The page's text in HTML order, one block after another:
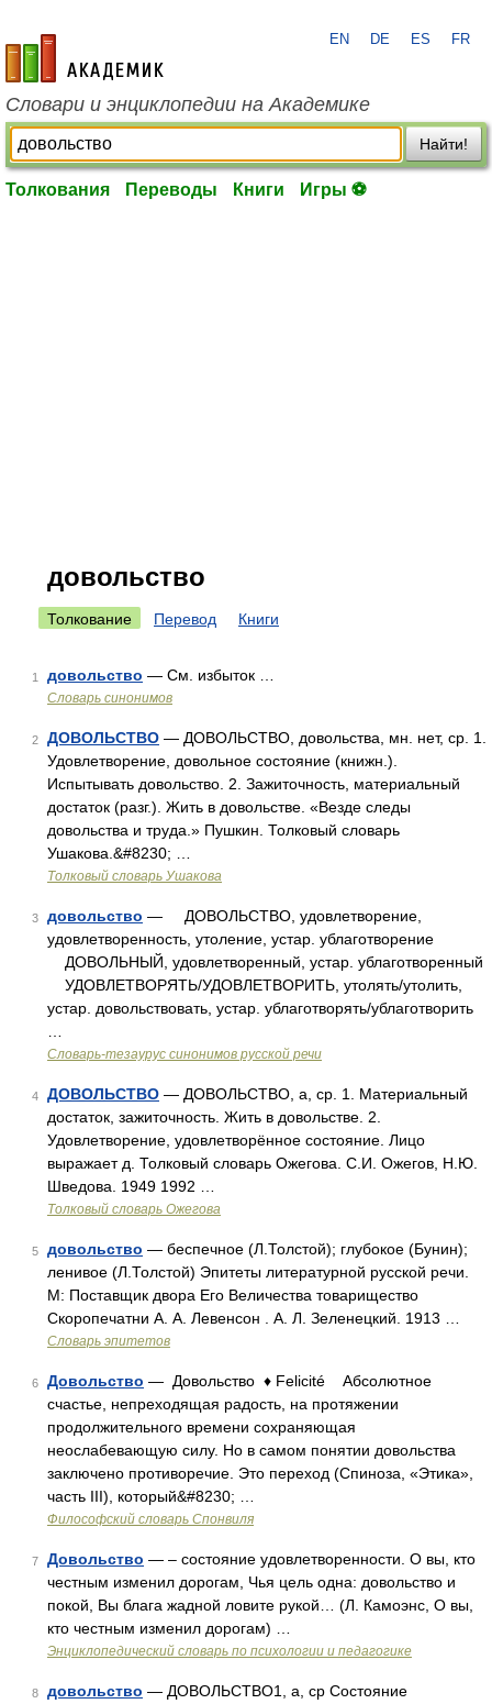
academic.ru
EN DE ES FR
Словари и энциклопедии на Академике
Найти!
Толкования Переводы Книги Игры ⚽
довольство
Толкование Перевод Книги
1 довольство — См. избыток …
Словарь синонимов
2 ДОВОЛЬСТВО — ДОВОЛЬСТВО, довольства, мн. нет, ср. 1.
Удовлетворение, довольное состояние (книжн.).
Испытывать довольство. 2. Зажиточность, материальный
достаток (разг.). Жить в довольстве. «Везде следы
довольства и труда.» Пушкин. Толковый словарь
Ушакова.&#8230; …
Толковый словарь Ушакова
3 довольство — ДОВОЛЬСТВО, удовлетворение,
удовлетворенность, утоление, устар. ублаготворение
ДОВОЛЬНЫЙ, удовлетворенный, устар. ублаготворенный
УДОВЛЕТВОРЯТЬ/УДОВЛЕТВОРИТЬ, утолять/утолить,
устар. довольствовать, устар. ублаготворять/ублаготворить
Словарь-тезаурус синонимов русской речи
4 ДОВОЛЬСТВО — ДОВОЛЬСТВО, а, ср. 1. Материальный
достаток, зажиточность. Жить в довольстве. 2.
Удовлетворение, удовлетворённое состояние. Лицо
выражает д. Толковый словарь Ожегова. С.И. Ожегов, Н.Ю.
Шведова. 1949 1992 …
Толковый словарь Ожегова
5 довольство — беспечное (Л.Толстой); глубокое (Бунин);
ленивое (Л.Толстой) Эпитеты литературной русской речи.
М: Поставщик двора Его Величества товарищество
Скоропечатни А. А. Левенсон . А. Л. Зеленецкий. 1913 …
Словарь эпитетов
6 Довольство — Довольство ♦ Felicité Абсолютное
счастье, непреходящая радость, на протяжении
продолжительного времени сохраняющая
неослабевающую силу. Но в самом понятии довольства
заключено противоречие. Это переход (Спиноза, «Этика»,
часть III), который&#8230; …
Философский словарь Спонвиля
7 Довольство — – состояние удовлетворенности. О вы, кто
честным изменил дорогам, Чья цель одна: довольство и
покой, Вы блага жадной ловите рукой… (Л. Камоэнс, О вы,
кто честным изменил дорогам) …
Энциклопедический словарь по психологии и педагогике
8 довольство — ДОВОЛЬСТВО1, а, ср Состояние